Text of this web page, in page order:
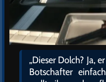
„Dieser Dolch? Ja,
Botschafter